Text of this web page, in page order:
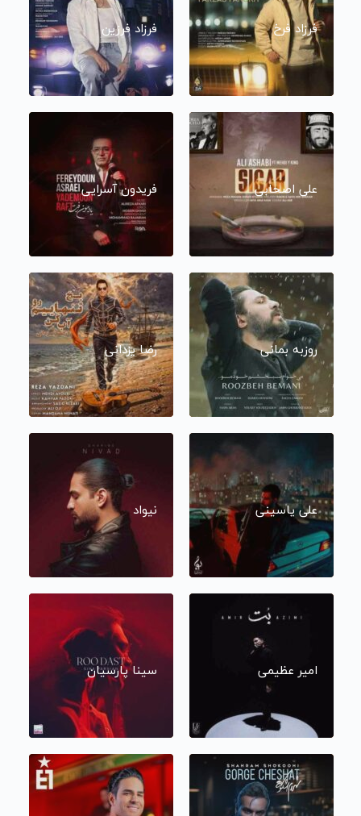
فرزاد فرخ فرزاد فرزین
علی اصحابی فریدون آسرایی
روزبه بمانی رضا یزدانی
علی یاسینی نیواد
امیر عظیمی سینا پارسیان